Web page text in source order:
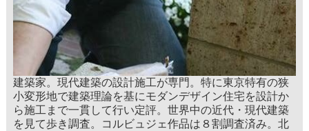
建築家。現代建築の設計施工が専門。特に東京特有の狭
小変形地で建築理論を基にモダンデザイン住宅を設計か
ら施工まで一貫して行い定評。世界中の近代・現代建築
を見て歩き調査。コルビュジェ作品は８割調査済み。北